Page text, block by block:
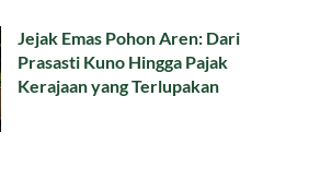
Jejak Emas Pohon Aren: Dari
Prasasti Kuno Hingga Pajak
Kerajaan yang Terlupakan